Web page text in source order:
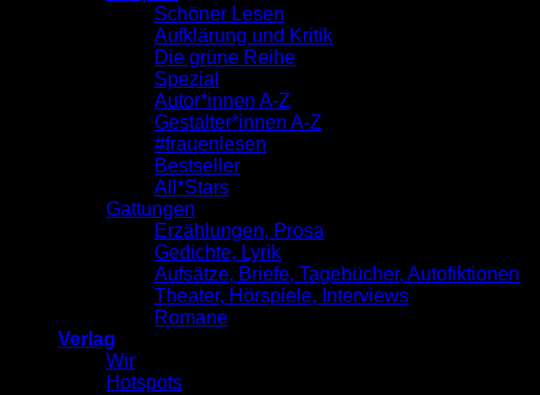
Schöner Lesen
Aufklärung und Kritik
Die grüne Reihe
Spezial
Autor*innen A-Z
Gestalter*innen A-Z
#frauenlesen
Bestseller
All*Stars
Gattungen
Erzählungen, Prosa
Gedichte, Lyrik
Aufsätze, Briefe, Tagebücher, Autofiktionen
Theater, Hörspiele, Interviews
Romane
Verlag
Wir
Hotspots